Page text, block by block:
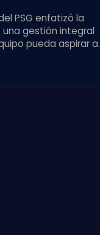
PSG enfatizó la
gestión integral
pueda aspirar a
retos del torneo.